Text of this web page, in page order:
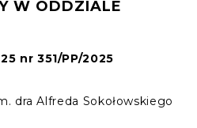
W ODDZIALE
nr 351/PP/2025
dra Alfreda Sokołowskiego